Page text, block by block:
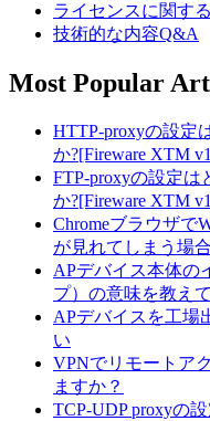
ライセンスに関す
技術的な内容Q&A
Most Popular
HTTP-proxyの設定
か?[Fireware XTM
FTP-proxyの設定は
か?[Fireware XTM
Chromeブラウザで
が見れてしまう場
APデバイス本体の
プ）の意味を教え
APデバイスを工場
い
VPNでリモートア
ますか？
TCP-UDP proxyの